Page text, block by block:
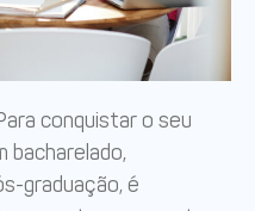
conquistar o seu
bacharelado,
graduação, é